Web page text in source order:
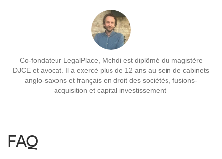
Co-fondateur LegalPlace, Mehdi est diplômé du magistère
DJCE et avocat. Il a exercé plus de 12 ans au sein de cabinets
anglo-saxons et français en droit des sociétés, fusions-
acquisition et capital investissement.
FAQ